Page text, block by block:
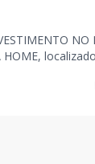
NO
e águas